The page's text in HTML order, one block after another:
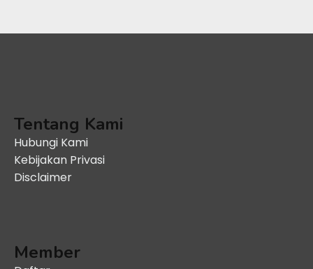
Tentang Kami
Hubungi Kami
Kebijakan Privasi
Disclaimer
Member